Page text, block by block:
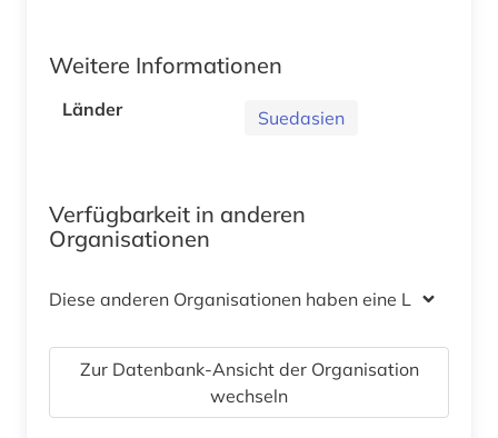
Weitere Informationen
Länder Suedasien
Verfügbarkeit in anderen
Organisationen
Diese anderen Organisationen haben eine Lizenz
Zur Datenbank-Ansicht der Organisation
wechseln